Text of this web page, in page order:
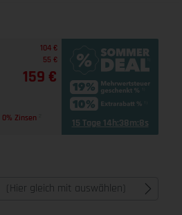
104 €
55 €
159 €
0% Zinsen 15 Tage 14h:38m:7s
(Hier gleich mit auswählen)